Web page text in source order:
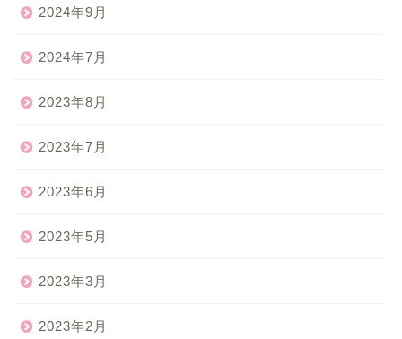
2024年9月
2024年7月
2023年8月
2023年7月
2023年6月
2023年5月
2023年3月
2023年2月